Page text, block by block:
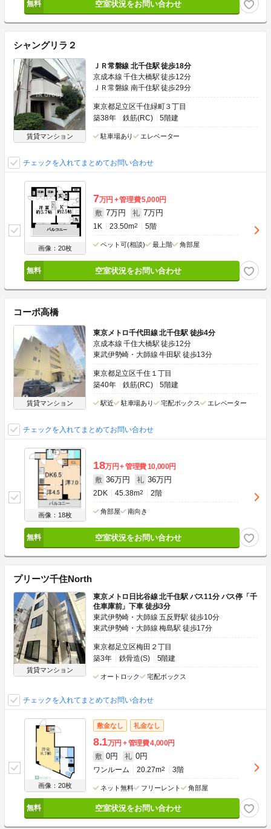
空室状況をお問い合わせ
シャングリラ２
賃貸マンション
ＪＲ常磐線 北千住駅 徒歩18分
京成本線 千住大橋駅 徒歩12分
ＪＲ常磐線 南千住駅 徒歩29分
東京都足立区千住緑町３丁目
築38年
鉄筋(RC) 5階建
駐車場あり エレベーター
チェックを入れてまとめてお問い合わせ
画像：20枚
7万円 管理費5,000円
敷 7万円 礼 7万円
1K 23.50m2 5階
ペット可(相談) 最上階 角部屋
空室状況をお問い合わせ
コーポ高橋
賃貸マンション
東京メトロ千代田線 北千住駅 徒歩4分
京成本線 千住大橋駅 徒歩12分
東武伊勢崎・大師線 牛田駅 徒歩13分
東京都足立区千住１丁目
築40年
鉄筋(RC) 5階建
駅近 駐車場あり 宅配ボックス エレベーター
チェックを入れてまとめてお問い合わせ
画像：18枚
18万円 管理費10,000円
敷 36万円 礼 36万円
2DK 45.38m2 2階
角部屋 南向き
空室状況をお問い合わせ
プリーツ千住North
賃貸マンション
東京メトロ日比谷線 北千住駅 バス11分 バス停「千
住車庫前」下車 徒歩3分
東武伊勢崎・大師線 五反野駅 徒歩10分
東武伊勢崎・大師線 梅島駅 徒歩17分
東京都足立区梅田２丁目
築3年
鉄骨造(S) 5階建
オートロック 宅配ボックス
チェックを入れてまとめてお問い合わせ
画像：20枚
敷金なし 礼金なし
8.1万円 管理費4,000円
敷 0円 礼 0円
ワンルーム 20.27m2 3階
ネット無料 フリーレント 角部屋
空室状況をお問い合わせ